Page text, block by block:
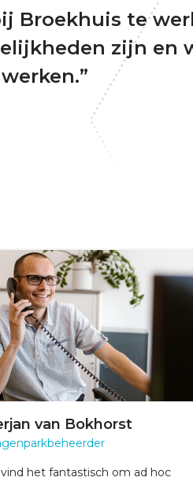
Broekhuis te
zijn en
van Bokhorst
vind het fantastisch om ad hoc